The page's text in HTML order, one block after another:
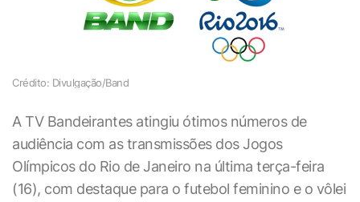
Crédito: Divulgação/Band
A TV Bandeirantes atingiu ótimos números de
audiência com as transmissões dos Jogos
Olímpicos do Rio de Janeiro na última terça-feira
(16), com destaque para o futebol feminino e o vôlei